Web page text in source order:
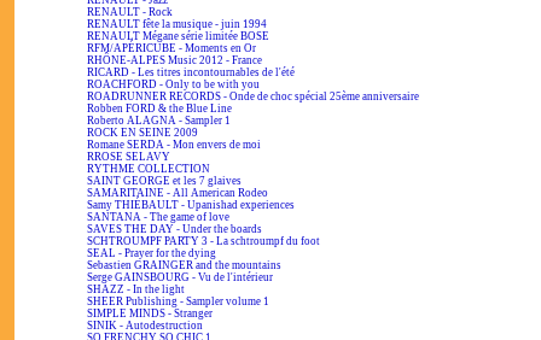
RENAULT - Rock
RENAULT fête la musique - juin 1994
RENAULT Mégane série limitée BOSE
RFM/APÉRICUBE - Moments en Or
RHÔNE-ALPES Music 2012 - France
RICARD - Les titres incontournables de l'été
ROACHFORD - Only to be with you
ROADRUNNER RECORDS - Onde de choc spécial 25ème anniversaire
Robben FORD & the Blue Line
Roberto ALAGNA - Sampler 1
ROCK EN SEINE 2009
Romane SERDA - Mon envers de moi
RROSE SELAVY
RYTHME COLLECTION
SAINT GEORGE et les 7 glaives
SAMARITAINE - All American Rodeo
Samy THIÉBAULT - Upanishad experiences
SANTANA - The game of love
SAVES THE DAY - Under the boards
SCHTROUMPF PARTY 3 - La schtroumpf du foot
SEAL - Prayer for the dying
Sebastien GRAINGER and the mountains
Serge GAINSBOURG - Vu de l'intérieur
SHAZZ - In the light
SHEER Publishing - Sampler volume 1
SIMPLE MINDS - Stranger
SINIK - Autodestruction
SO FRENCHY SO CHIC 1